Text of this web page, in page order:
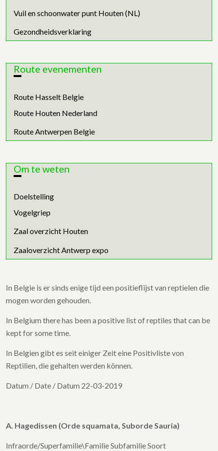
Vuil en schoonwater punt Houten (NL)
Gezondheidsverklaring
Route evenementen
Route Hasselt Belgie
Route Houten Nederland
Route Antwerpen Belgie
Om te weten
Doelstelling
Vogelgriep
Zaal overzicht Houten
Zaaloverzicht Antwerp expo
In Belgie is er sinds enige tijd een positieflijst van reptielen die
mogen worden gehouden.
In Belgium there has been a positive list of reptiles that can be
kept for some time.
In Belgien gibt es seit einiger Zeit eine Positivliste von
Reptilien, die gehalten werden können.
Datum / Date / Datum 22-03-2019
A. Hagedissen (Orde squamata, Suborde Sauria)
Infraorde/Superfamilie\Familie Subfamilie Soort